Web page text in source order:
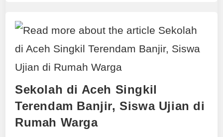
Sekolah di Aceh Singkil
Terendam Banjir, Siswa Ujian di
Rumah Warga